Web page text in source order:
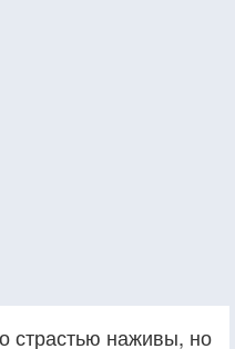
страстью наживы, но